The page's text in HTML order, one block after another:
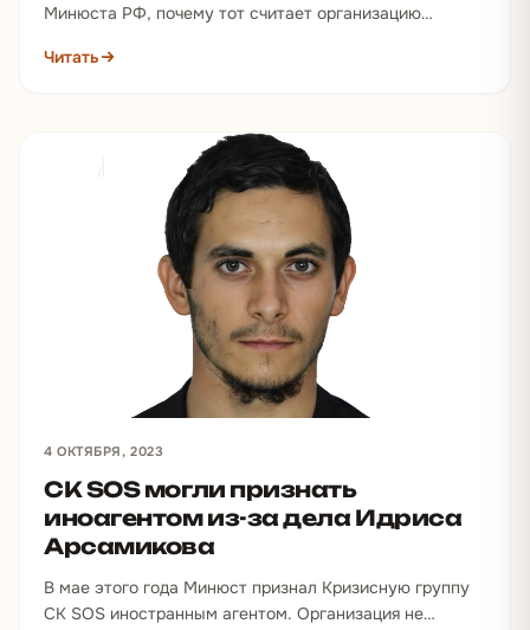
Минюста РФ, почему тот считает организацию
«доказательствам» политической деятельности,
Читать
4 ОКТЯБРЯ, 2023
СК SOS могли признать
иноагентом из-за дела Идриса
Арсамикова
В мае этого года Минюст признал Кризисную группу
СК SOS иностранным агентом. Организация не